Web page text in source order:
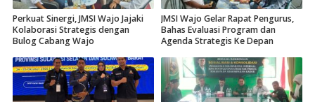
Perkuat Sinergi, JMSI Wajo Jajaki
Kolaborasi Strategis dengan
Bulog Cabang Wajo
JMSI Wajo Gelar Rapat Pengurus,
Bahas Evaluasi Program dan
Agenda Strategis Ke Depan